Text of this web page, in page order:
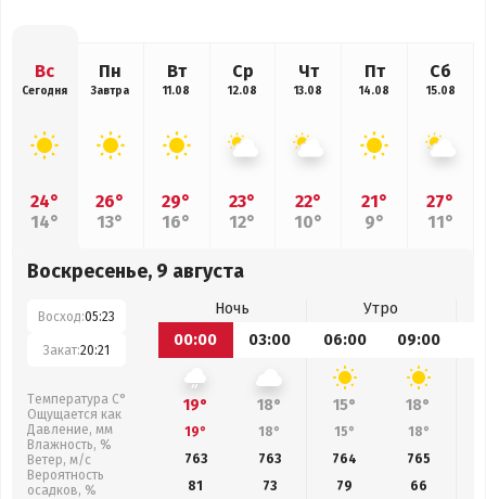
Вс
Сегодня
24°
14°
Пн
Завтра
26°
13°
Вт
11.08
29°
16°
Ср
12.08
23°
12°
Чт
13.08
22°
10°
Пт
14.08
21°
9°
Сб
15.08
27°
11°
Воскресенье, 9 августа
Восход:05:23
Закат:20:21
Температура С°
Ощущается как
Давление, мм
Влажность, %
Ветер, м/с
Вероятность
осадков, %
Ночь
Утро
00:00
03:00 06:00 09:00
19° 18° 15° 18°
19° 18° 15° 18°
763
763 764 765
81
73 79 66